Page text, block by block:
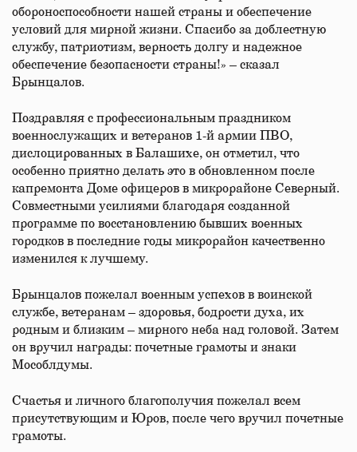
обороноспособности нашей страны и обеспечение
условий для мирной жизни. Спасибо за доблестную
службу, патриотизм, верность долгу и надежное
обеспечение безопасности страны!» – сказал
Брынцалов.
Поздравляя с профессиональным праздником
военнослужащих и ветеранов 1-й армии ПВО,
дислоцированных в Балашихе, он отметил, что
особенно приятно делать это в обновленном после
капремонта Доме офицеров в микрорайоне Северный.
Совместными усилиями благодаря созданной
программе по восстановлению бывших военных
городков в последние годы микрорайон качественно
изменился к лучшему.
Брынцалов пожелал военным успехов в воинской
службе, ветеранам – здоровья, бодрости духа, их
родным и близким – мирного неба над головой. Затем
он вручил награды: почетные грамоты и знаки
Мособлдумы.
Счастья и личного благополучия пожелал всем
присутствующим и Юров, после чего вручил почетные
грамоты.